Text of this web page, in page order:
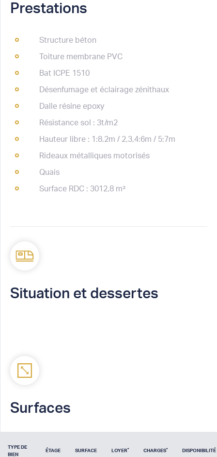
Prestations
Structure béton
Toiture membrane PVC
Bat ICPE 1510
Désenfumage et éclairage zénithaux
Dalle résine epoxy
Résistance sol : 3t/m2
Hauteur libre : 1:8.2m / 2,3,4:6m / 5:7m
Rideaux métalliques motorisés
Quais
Surface RDC : 3012,8 m²
Situation et dessertes
Surfaces
TYPE DE
BIEN
ÉTAGE SURFACE LOYER* CHARGES* DISPONIBILITÉ